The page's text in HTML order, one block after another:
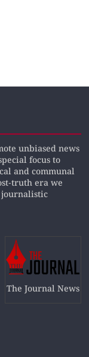
unbiased news
focus to
and communal
truth era we
journalistic
The Journal News